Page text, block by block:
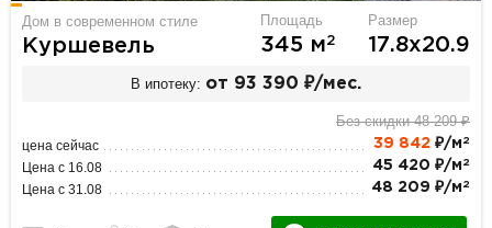
Дом в современном стиле
Куршевель
Площадь
345 м2
Размер
17.8х20.9
В ипотеку: от 93 390 ₽/мес.
Без скидки 48 209 ₽
цена сейчас 39 842 ₽/м 2
Цена с 16.08 45 420 ₽/м 2
Цена с 31.08 48 209 ₽/м 2